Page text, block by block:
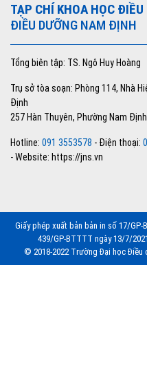
TẠP CHÍ KHOA HỌC ĐIỀU
ĐIỀU DƯỠNG NAM ĐỊNH
Tổng biên tập: TS. Ngô Huy Hoàng
Trụ sở tòa soạn: Phòng 114, Nhà
Định
257 Hàn Thuyên, Phường Nam
Hotline: 091 3553578 - Điện thoại:
- Website: https://jns.vn
Giấy phép xuất bản bản in số 17/
439/GP-BTTTT ngày 13/7/
© 2018-2022 Trường Đại học Điều